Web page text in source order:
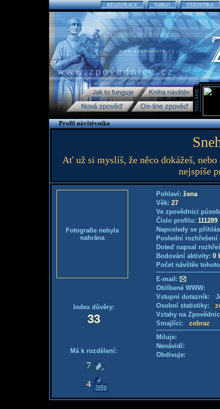
REGISTRACE TABLO STATISTIKA
Profil návštěvníka
Ať už si myslíš, že něco dokážeš,
nejspíše
Fotografie nebyla
nahrána
Index důvěry:
33
Má k rozdělení:
7
4
Pohlaví: žena
Věk: 27
Ve zpovědnici
Číslo profilu: 111289
Naposledy se
Poslední
Doteď napsal
Bodování aktivity: 0
Počet návštěv
E-mail:
Oblíbené WWW:
Vstupní dotazník:
Osobní statistiky:
Vztahy na
Smajlíci: zobraz
Miluje:
Nenávidí:
Obdivuje: